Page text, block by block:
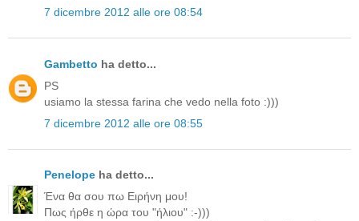
7 dicembre 2012 alle ore 08:54
Gambetto ha detto...
PS
usiamo la stessa farina che vedo nella foto :)))
7 dicembre 2012 alle ore 08:55
Penelope ha detto...
Ένα θα σου πω Ειρήνη μου!
Πως ήρθε η ώρα του "ήλιου" :-)))